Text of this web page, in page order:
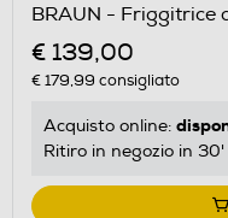
BRAUN - Friggitrice
€ 139,00
€ 179,99 consigliato
Acquisto online:
Ritiro in negozio in